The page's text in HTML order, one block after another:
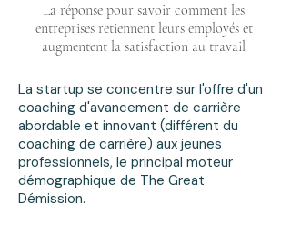
La réponse pour savoir comment les
entreprises retiennent leurs employés et
augmentent la satisfaction au travail
La startup se concentre sur l'offre d'un
coaching d'avancement de carrière
abordable et innovant (différent du
coaching de carrière) aux jeunes
professionnels, le principal moteur
démographique de The Great
Démission.